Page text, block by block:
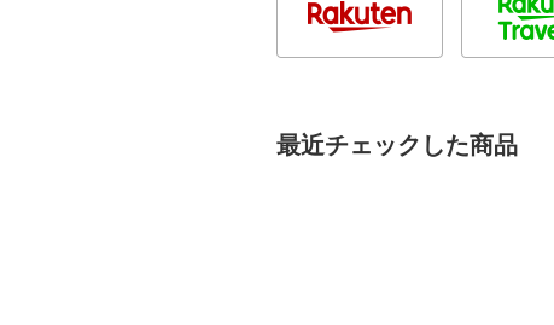
最近チェックした商品